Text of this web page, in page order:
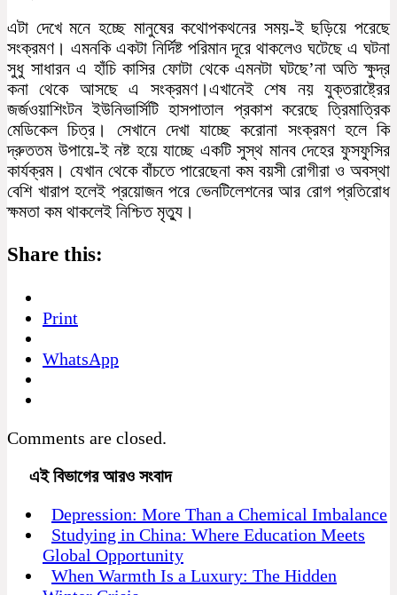
এটা দেখে মনে হচ্ছে মানুষের কথোপকথনের সময়-ই ছড়িয়ে পরেছে
সংক্রমণ। এমনকি একটা নির্দিষ্ট পরিমান দূরে থাকলেও ঘটেছে এ ঘটনা
সুধু সাধারন এ হাঁচি কাসির ফোটা থেকে এমনটা ঘটছে’না অতি ক্ষুদ্র
কনা থেকে আসছে এ সংক্রমণ।এখানেই শেষ নয় যুক্তরাষ্ট্রের
জর্জওয়াশিংটন ইউনিভার্সিটি হাসপাতাল প্রকাশ করেছে ত্রিমাত্রিক
মেডিকেল চিত্র। সেখানে দেখা যাচ্ছে করোনা সংক্রমণ হলে কি
দ্রুততম উপায়ে-ই নষ্ট হয়ে যাচ্ছে একটি সুস্থ মানব দেহের ফুসফুসির
কার্যক্রম। যেখান থেকে বাঁচতে পারেছেনা কম বয়সী রোগীরা ও অবস্থা
বেশি খারাপ হলেই প্রয়োজন পরে ভেনটিলেশনের আর রোগ প্রতিরোধ
ক্ষমতা কম থাকলেই নিশ্চিত মৃত্যু।
Share this:
Print
WhatsApp
Comments are closed.
এই বিভাগের আরও সংবাদ
Depression: More Than a Chemical Imbalance
Studying in China: Where Education Meets
Global Opportunity
When Warmth Is a Luxury: The Hidden